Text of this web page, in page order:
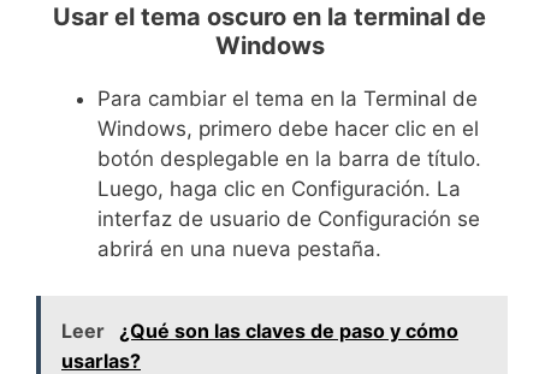
Usar el tema oscuro en la terminal de
Windows
Para cambiar el tema en la Terminal de
Windows, primero debe hacer clic en el
botón desplegable en la barra de título.
Luego, haga clic en Configuración. La
interfaz de usuario de Configuración se
abrirá en una nueva pestaña.
Leer
¿Qué son las claves de paso y cómo
usarlas?